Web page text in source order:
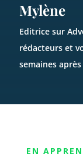
Mylène
Editrice sur
rédacteurs et
semaines
EN